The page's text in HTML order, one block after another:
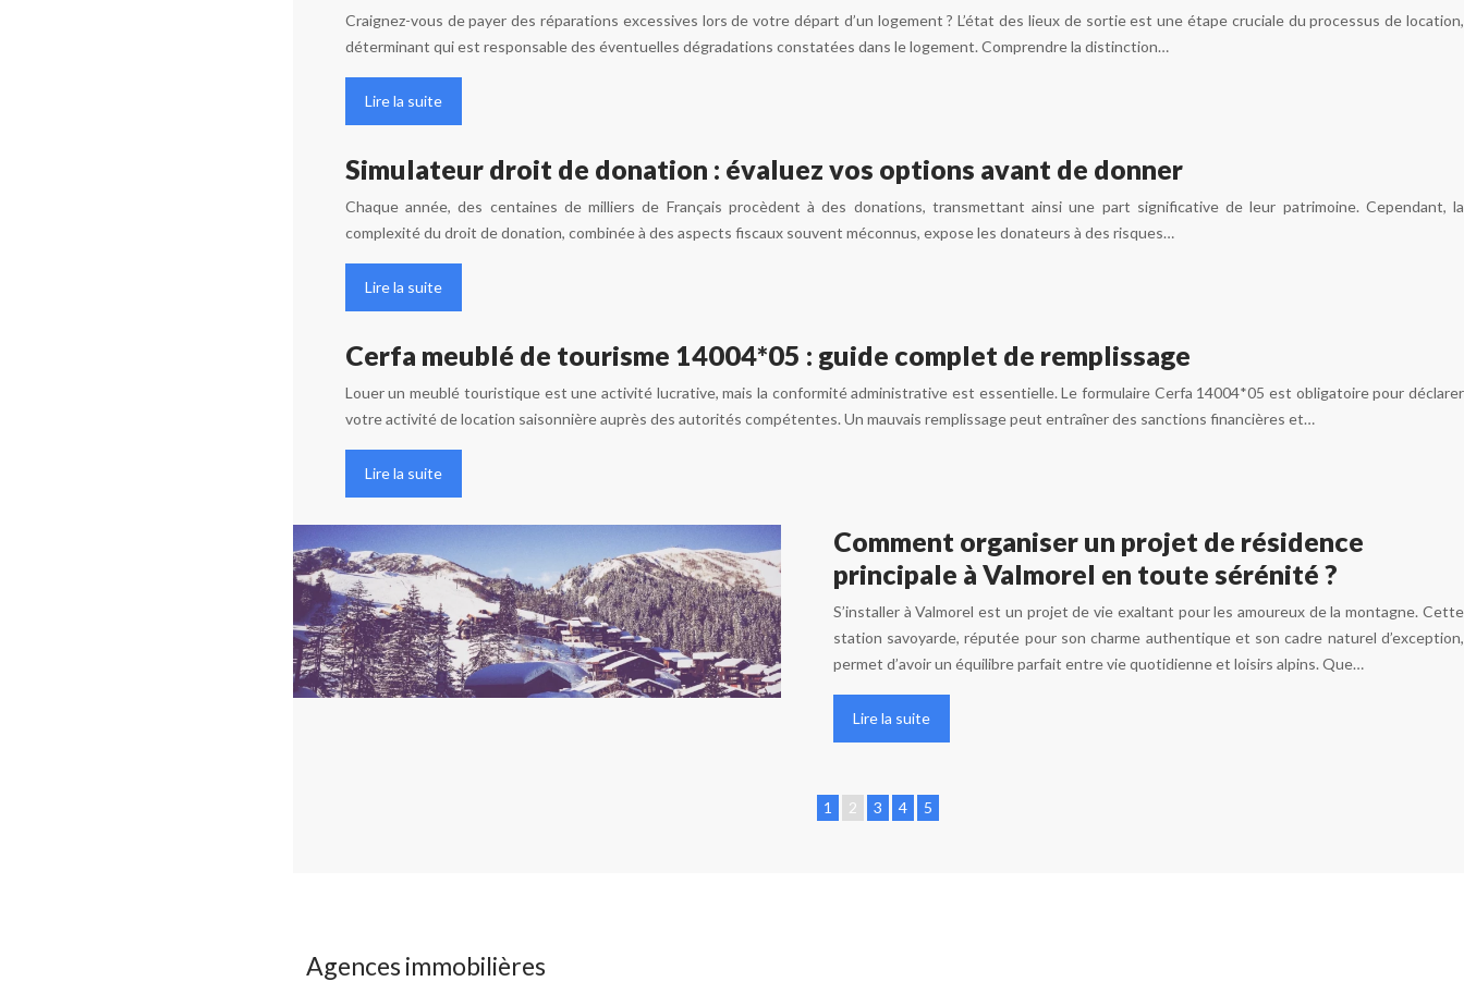
Craignez-vous de payer des réparations excessives lors de votre départ d’un logement ? L’état des lieux de sortie est une étape cruciale du processus de location,
déterminant qui est responsable des éventuelles dégradations constatées dans le logement. Comprendre la distinction…
Lire la suite
Simulateur droit de donation : évaluez vos options avant de donner
Chaque année, des centaines de milliers de Français procèdent à des donations, transmettant ainsi une part significative de leur patrimoine. Cependant, la
complexité du droit de donation, combinée à des aspects fiscaux souvent méconnus, expose les donateurs à des risques…
Lire la suite
Cerfa meublé de tourisme 14004*05 : guide complet de remplissage
Louer un meublé touristique est une activité lucrative, mais la conformité administrative est essentielle. Le formulaire Cerfa 14004*05 est obligatoire pour déclarer
votre activité de location saisonnière auprès des autorités compétentes. Un mauvais remplissage peut entraîner des sanctions financières et…
Lire la suite
Comment organiser un projet de résidence
principale à Valmorel en toute sérénité ?
S’installer à Valmorel est un projet de vie exaltant pour les amoureux de la montagne. Cette
station savoyarde, réputée pour son charme authentique et son cadre naturel d’exception,
permet d’avoir un équilibre parfait entre vie quotidienne et loisirs alpins. Que…
Lire la suite
1 2 3 4 5
Agences immobilières